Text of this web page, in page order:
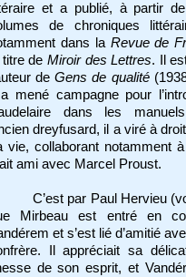
et a publié, à partir
de chroniques
dans la Revue de
titre de Miroir des Lettres. Il
deGens de qualité
mené campagne pour
dans les
dreyfusard, il a viré à
vie, collaborant notamment à
ami avec Marcel Proust.
C’est par Paul Hervieu
Mirbeau est entré en
et s’est lié d’amitié
Il appréciait sa
de son esprit, et